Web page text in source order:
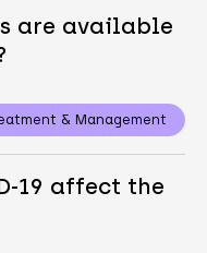
are available
& Management
19 affect the